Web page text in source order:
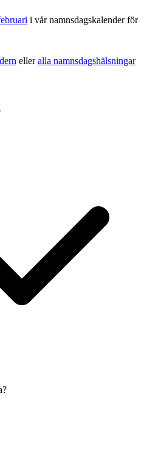
i vår namnsdagskalender för
elleralla namnsdagshälsningar